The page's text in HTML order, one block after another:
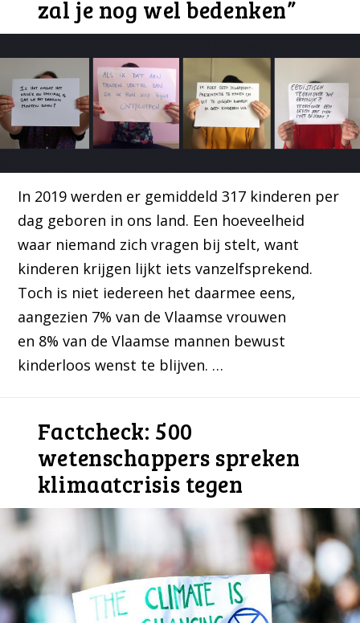
zal je nog wel bedenken”
In 2019 werden er gemiddeld 317 kinderen per
dag geboren in ons land. Een hoeveelheid
waar niemand zich vragen bij stelt, want
kinderen krijgen lijkt iets vanzelfsprekend.
Toch is niet iedereen het daarmee eens,
aangezien 7% van de Vlaamse vrouwen
en 8% van de Vlaamse mannen bewust
kinderloos wenst te blijven. …
Factcheck: 500
wetenschappers spreken
klimaatcrisis tegen